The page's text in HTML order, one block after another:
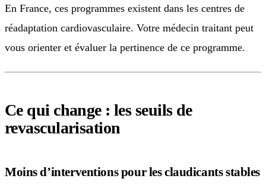
En France, ces programmes existent dans les centres de
réadaptation cardiovasculaire. Votre médecin traitant peut
vous orienter et évaluer la pertinence de ce programme.
Ce qui change : les seuils de
revascularisation
Moins d’interventions pour les claudicants stables